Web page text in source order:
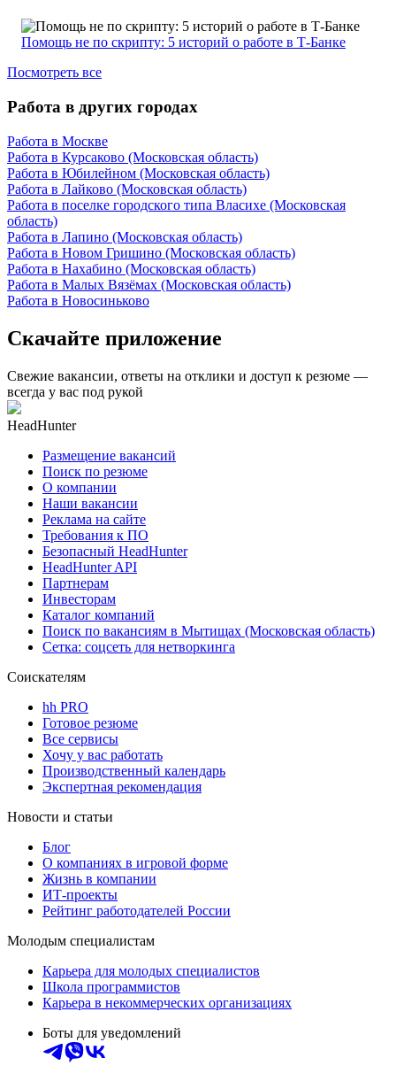
Помощь не по скрипту: 5 историй о работе в Т-Банке
Посмотреть все
Работа в других городах
Работа в Москве
Работа в Курсаково (Московская область)
Работа в Юбилейном (Московская область)
Работа в Лайково (Московская область)
Работа в поселке городского типа Власихе (Московская
область)
Работа в Лапино (Московская область)
Работа в Новом Гришино (Московская область)
Работа в Нахабино (Московская область)
Работа в Малых Вязёмах (Московская область)
Работа в Новосиньково
Скачайте приложение
Свежие вакансии, ответы на отклики и доступ к резюме —
всегда у вас под рукой
HeadHunter
Размещение вакансий
Поиск по резюме
О компании
Наши вакансии
Реклама на сайте
Требования к ПО
Безопасный HeadHunter
HeadHunter API
Партнерам
Инвесторам
Каталог компаний
Поиск по вакансиям в Мытищах (Московская область)
Сетка: соцсеть для нетворкинга
Соискателям
hh PRO
Готовое резюме
Все сервисы
Хочу у вас работать
Производственный календарь
Экспертная рекомендация
Новости и статьи
Блог
О компаниях в игровой форме
Жизнь в компании
ИТ-проекты
Рейтинг работодателей России
Молодым специалистам
Карьера для молодых специалистов
Школа программистов
Карьера в некоммерческих организациях
Боты для уведомлений